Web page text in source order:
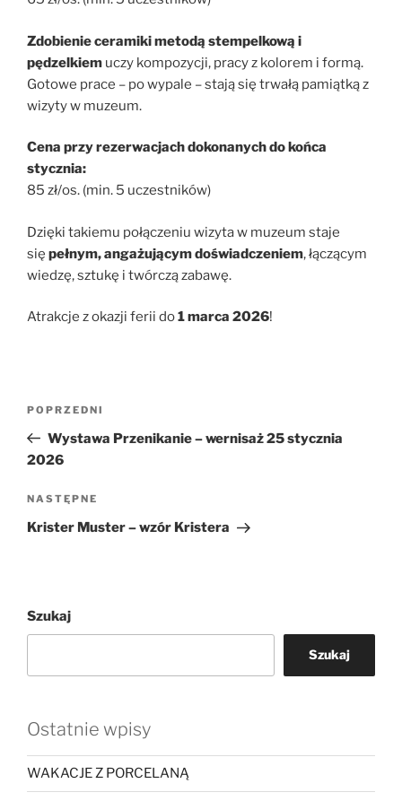
Zdobienie ceramiki metodą stempelkową i
pędzelkiem uczy kompozycji, pracy z kolorem i formą.
Gotowe prace – po wypale – stają się trwałą pamiątką z
wizyty w muzeum.
Cena przy rezerwacjach dokonanych do końca
stycznia:
85 zł/os. (min. 5 uczestników)
Dzięki takiemu połączeniu wizyta w muzeum staje
się pełnym, angażującym doświadczeniem, łączącym
wiedzę, sztukę i twórczą zabawę.
Atrakcje z okazji ferii do1 marca 2026!
Poprzedni
wpis
POPRZEDNI
Wystawa Przenikanie – wernisaż 25 stycznia
2026
Następny
wpis
NASTĘPNE
Krister Muster – wzór Kristera
Szukaj
Szukaj
Ostatnie wpisy
WAKACJE Z PORCELANĄ